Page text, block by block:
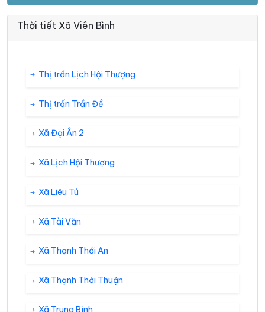
Thời tiết Xã Viên Bình
Thị trấn Lịch Hội Thượng
Thị trấn Trần Đề
Xã Đại Ân 2
Xã Lịch Hội Thượng
Xã Liêu Tú
Xã Tài Văn
Xã Thạnh Thới An
Xã Thạnh Thới Thuận
Xã Trung Bình